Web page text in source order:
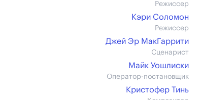
Режиссер
Кэри Соломон
Режиссер
Джей Эр МакГаррити
Сценарист
Майк Уошлиски
Оператор-постановщик
Кристофер Тинь